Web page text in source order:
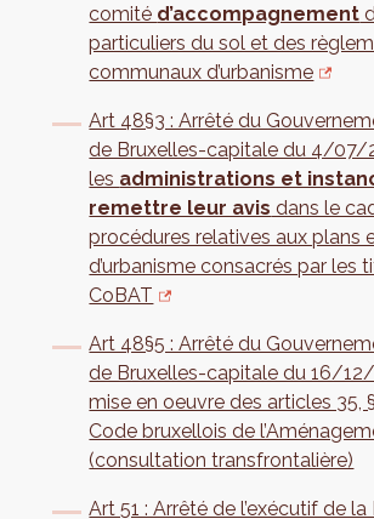
comité d’accompagnement
particuliers du sol et des
communaux d’urbanisme
Art 48§3 : Arrêté du
de Bruxelles-capitale du 4/07/
les administrations et
remettre leur avis dans le
procédures relatives aux plans
d’urbanisme consacrés par les
CoBAT
Art 48§5 : Arrêté du
de Bruxelles-capitale du 16/
mise en oeuvre des articles 35,
Code bruxellois de
(consultation transfrontalière)
Art 51 : Arrêté de l’exécutif de